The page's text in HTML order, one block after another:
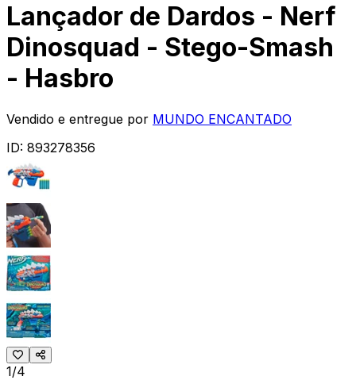
Lançador de Dardos - Nerf
Dinosquad - Stego-Smash
- Hasbro
Vendido e entregue por MUNDO ENCANTADO
ID: 893278356
1/4